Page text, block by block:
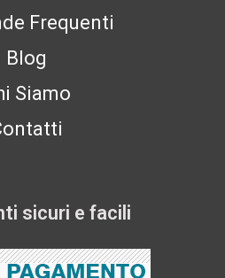
Frequenti
Blog
Siamo
sicuri e facili